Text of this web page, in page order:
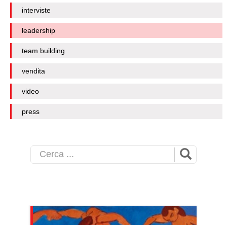
interviste
leadership
team building
vendita
video
press